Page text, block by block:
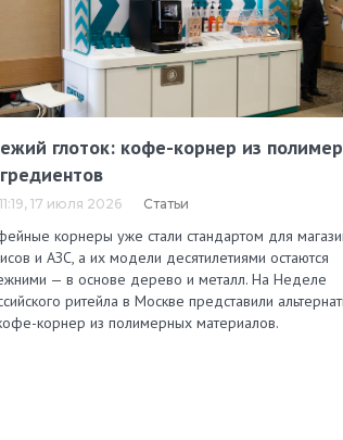
глоток: кофе-корнер из
11:19, 17 июля 2026 Статьи
корнеры уже стали стандартом для
и АЗС, а их модели десятилетиями остаются
— в основе дерево и металл. На Неделе
ритейла в Москве представили
корнер из полимерных материалов.